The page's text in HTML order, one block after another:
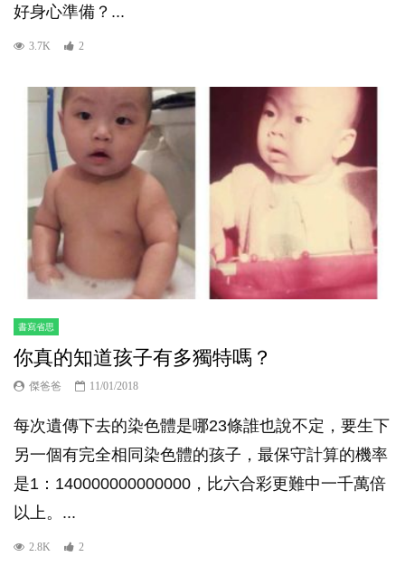
好身心準備？...
3.7K 2
書寫省思
你真的知道孩子有多獨特嗎？
傑爸爸 11/01/2018
每次遺傳下去的染色體是哪23條誰也說不定，要生下
另一個有完全相同染色體的孩子，最保守計算的機率
是1：140000000000000，比六合彩更難中一千萬倍
以上。...
2.8K 2